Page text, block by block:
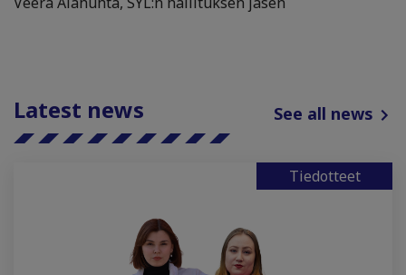
Latest news See all news
Tiedotteet